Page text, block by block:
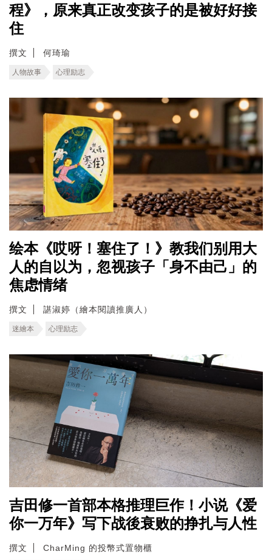
程》，原来真正改变孩子的是被好好接
住
撰文 何琦瑜
人物故事 心理励志
绘本《哎呀！塞住了！》教我们别用大
人的自以为，忽视孩子「身不由己」的
焦虑情绪
撰文 諶淑婷（繪本閱讀推廣人）
迷繪本 心理励志
吉田修一首部本格推理巨作！小说《爱
你一万年》写下战後衰败的挣扎与人性
撰文 CharMing 的投幣式置物櫃